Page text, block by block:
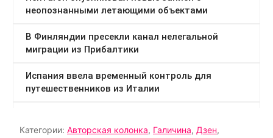
Категории: Авторская колонка, Галичина, Дзен,